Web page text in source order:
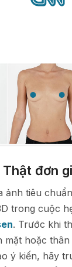
Thật đơn
ảnh tiêu
trong cuộc
. Trước khi
mặt hoặc
ý kiến, hãy